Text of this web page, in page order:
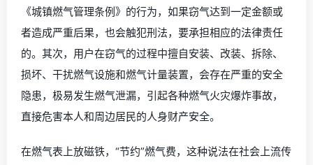
《城镇燃气管理条例》的行为，如果窃气达到一定金额或
者造成严重后果，也会触犯刑法，要承担相应的法律责任
的。其次，用户在窃气的过程中擅自安装、改装、拆除、
损坏、干扰燃气设施和燃气计量装置，会存在严重的安全
隐患，极易发生燃气泄漏，引起各种燃气火灾爆炸事故，
直接危害本人和周边居民的人身财产安全。
在燃气表上放磁铁，“节约”燃气费，这种说法在社会上流传